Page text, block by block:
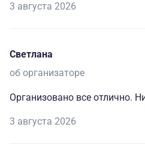
3 августа 2026
Светлана
об организаторе
Организовано все отлично.
3 августа 2026